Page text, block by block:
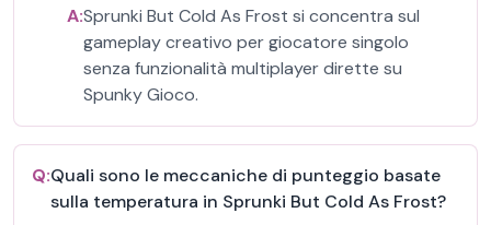
A:Sprunki But Cold As Frost si concentra sul
gameplay creativo per giocatore singolo
senza funzionalità multiplayer dirette su
Spunky Gioco.
Q:Quali sono le meccaniche di punteggio basate
sulla temperatura in Sprunki But Cold As Frost?